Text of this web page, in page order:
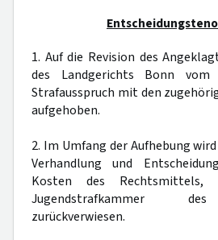
1. Auf die Revision des
des Landgerichts Bonn
Strafausspruch mit den
aufgehoben.
2. Im Umfang der Aufhebung
Verhandlung und
Kosten des
Jugendstrafkammer
zurückverwiesen.